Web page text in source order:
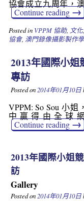
協會成立九周年，
Continue reading →
Posted in VPPM 協助, 文化,
協會, 澳門錄像攝影製作
2013年國際小
專訪
Posted on 2014年01月10日
VPPM: So Sou 小姐
中贏得由全球
Continue reading →
2013年國際小姐
訪
Gallery
Posted on2014年01月10日